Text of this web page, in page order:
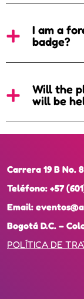
I am a
badge?
Will the
will be
Carrera 19 B No.
Teléfono: +57
Email:
Bogotá D.C. –
POLÍTICA DE